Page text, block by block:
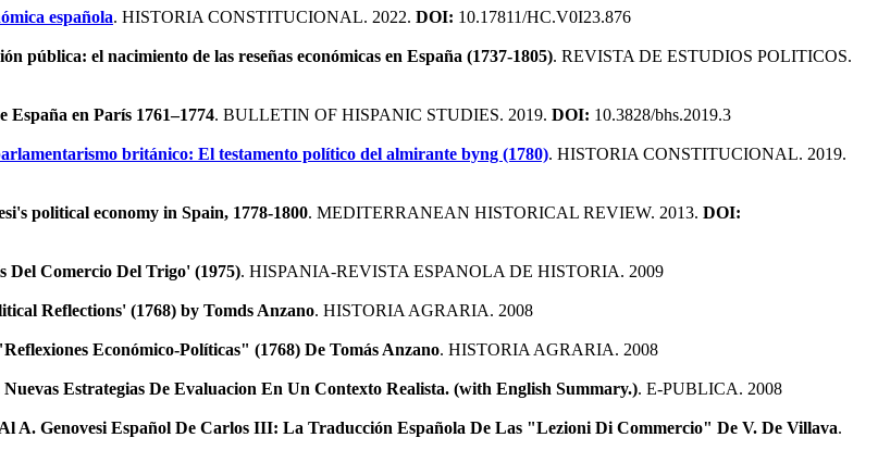
española. HISTORIA CONSTITUCIONAL. 2022. DOI: 10.17811/HC.V0I23.876
pública: el nacimiento de las reseñas económicas en España (1737-1805). REVISTA DE ESTUDIOS POLITICOS.
en París 1761–1774. BULLETIN OF HISPANIC STUDIES. 2019. DOI: 10.3828/bhs.2019.3
británico: El testamento político del almirante byng (1780). HISTORIA CONSTITUCIONAL. 2019.
political economy in Spain, 1778-1800. MEDITERRANEAN HISTORICAL REVIEW. 2013. DOI:
Del Comercio Del Trigo' (1975). HISPANIA-REVISTA ESPANOLA DE HISTORIA. 2009
Reflections' (1768) by Tomds Anzano. HISTORIA AGRARIA. 2008
Económico-Políticas" (1768) De Tomás Anzano. HISTORIA AGRARIA. 2008
Estrategias De Evaluacion En Un Contexto Realista. (with English Summary.). E-PUBLICA. 2008
A. Genovesi Español De Carlos III: La Traducción Española De Las "Lezioni Di Commercio" De V. De Villava.